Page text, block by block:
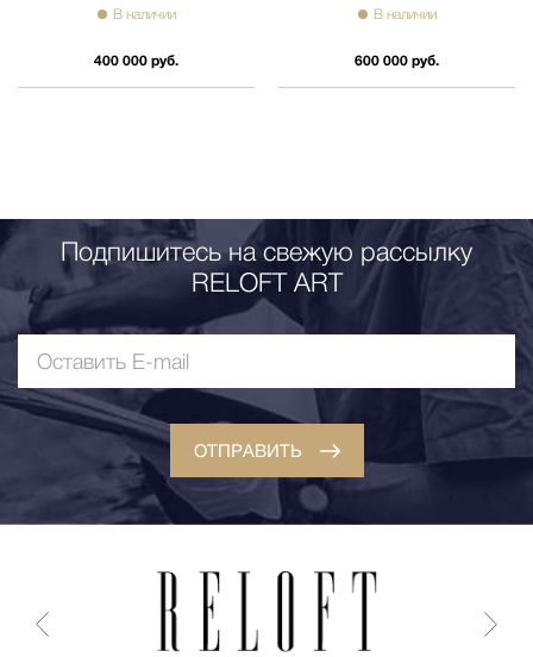
В наличии
400 000 руб.
В наличии
600 000 руб.
Подпишитесь на свежую рассылку
RELOFT ART
ОТПРАВИТЬ